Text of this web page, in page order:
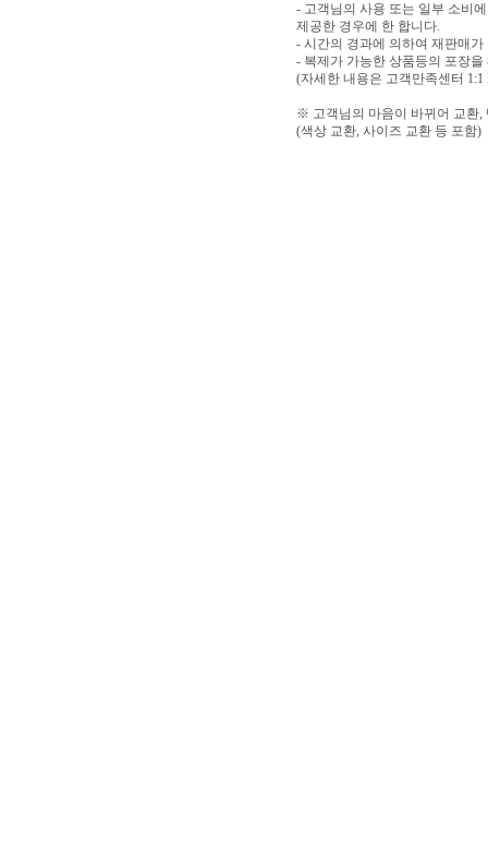
- 고객님의 사용 또는 일부 소비
제공한 경우에 한 합니다.
- 시간의 경과에 의하여 재판매
- 복제가 가능한 상품등의 포장을
(자세한 내용은 고객만족센터
※ 고객님의 마음이 바뀌어 교환,
(색상 교환, 사이즈 교환 등 포함)